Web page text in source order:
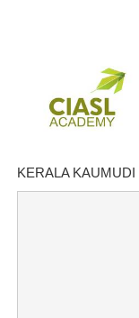
KERALA KAUMUDI